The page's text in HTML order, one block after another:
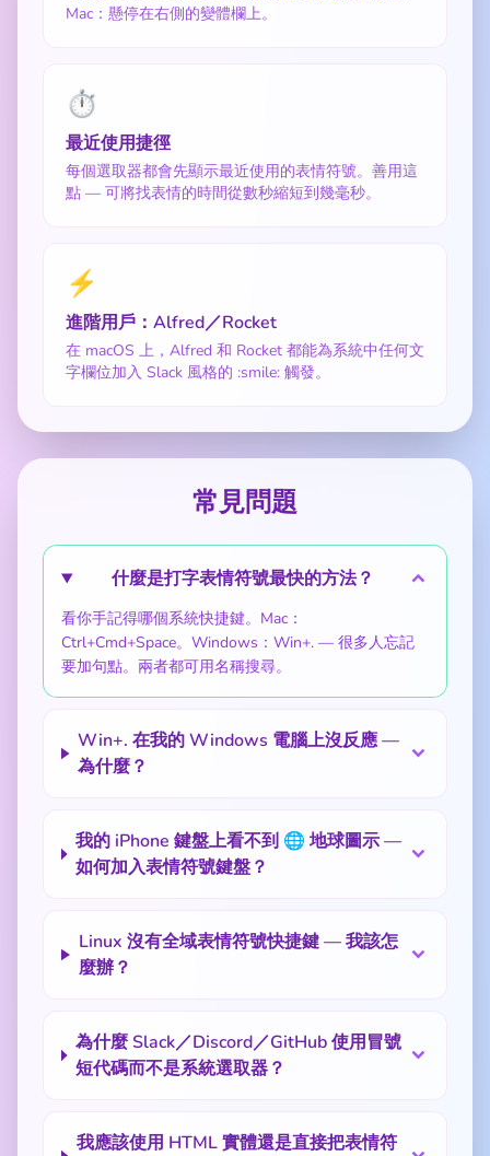
Mac：懸停在右側的變體欄上。
⏱️
最近使用捷徑
每個選取器都會先顯示最近使用的表情符號。善用這
點 — 可將找表情的時間從數秒縮短到幾毫秒。
⚡
進階用戶：Alfred／Rocket
在 macOS 上，Alfred 和 Rocket 都能為系統中任何文
字欄位加入 Slack 風格的 :smile: 觸發。
常見問題
什麼是打字表情符號最快的方法？
看你手記得哪個系統快捷鍵。Mac：
Ctrl+Cmd+Space。Windows：Win+. — 很多人忘記
要加句點。兩者都可用名稱搜尋。
Win+. 在我的 Windows 電腦上沒反應 —
為什麼？
我的 iPhone 鍵盤上看不到 🌐 地球圖示 —
如何加入表情符號鍵盤？
Linux 沒有全域表情符號快捷鍵 — 我該怎
麼辦？
為什麼 Slack／Discord／GitHub 使用冒號
短代碼而不是系統選取器？
我應該使用 HTML 實體還是直接把表情符